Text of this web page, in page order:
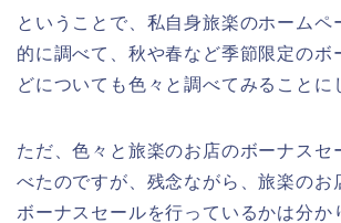
ということで、私自身旅楽のホームペ
的に調べて、秋や春など季節限定のボ
どについても色々と調べてみることに
ただ、色々と旅楽のお店のボーナスセ
べたのですが、残念ながら、旅楽のお
ボーナスセールを行っているかは分か